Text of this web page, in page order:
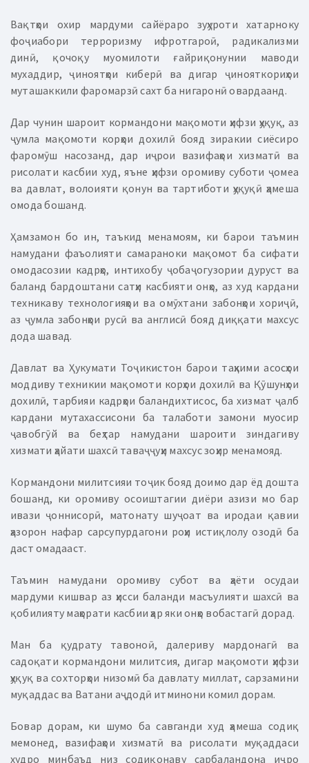
Вақтҳои охир мардуми сайёраро зуҳуроти хатарноку
фоҷиабори терроризму ифротгароӣ, радикализми
динӣ, қочоқу муомилоти ғайриқонунии маводи
мухаддир, ҷиноятҳои киберӣ ва дигар ҷинояткориҳои
муташаккили фаромарзӣ сахт ба нигаронӣ овардаанд.
Дар чунин шароит кормандони мақомоти ҳифзи ҳуқуқ, аз
ҷумла мақомоти корҳои дохилӣ бояд зиракии сиёсиро
фаромӯш насозанд, дар иҷрои вазифаҳои хизматӣ ва
рисолати касбии худ, яъне ҳифзи оромиву суботи ҷомеа
ва давлат, волоияти қонун ва тартиботи ҳуқуқӣ ҳамеша
омода бошанд.
Ҳамзамон бо ин, таъкид менамоям, ки барои таъмин
намудани фаъолияти самараноки мақомот ба сифати
омодасозии кадрҳо, интихобу ҷобаҷогузории дуруст ва
баланд бардоштани сатҳи касбияти онҳо, аз худ кардани
техникаву технологияҳои ва омӯхтани забонҳои хориҷӣ,
аз ҷумла забонҳои русӣ ва англисӣ бояд диққати махсус
дода шавад.
Давлат ва Ҳукумати Тоҷикистон барои таҳкими асосҳои
моддиву техникии мақомоти корҳои дохилӣ ва Қӯшунҳои
дохилӣ, тарбияи кадрҳои баландихтисос, ба хизмат ҷалб
кардани мутахассисони ба талаботи замони муосир
ҷавобгӯй ва беҳтар намудани шароити зиндагиву
хизмати ҳайати шахсӣ таваҷҷуҳи махсус зоҳир менамояд.
Кормандони милитсияи тоҷик бояд доимо дар ёд дошта
бошанд, ки оромиву осоиштагии диёри азизи мо бар
ивази ҷоннисорӣ, матонату шуҷоат ва иродаи қавии
ҳазорон нафар сарсупурдагони роҳи истиқлолу озодӣ ба
даст омадааст.
Таъмин намудани оромиву субот ва ҳаёти осудаи
мардуми кишвар аз ҳисси баланди масъулияти шахсӣ ва
қобилияту маҳорати касбии ҳар яки онҳо вобастагӣ дорад.
Ман ба қудрату тавоноӣ, далериву мардонагӣ ва
садоқати кормандони милитсия, дигар мақомоти ҳифзи
ҳуқуқ ва сохторҳои низомӣ ба давлату миллат, сарзамини
муқаддас ва Ватани аҷдодӣ итминони комил дорам.
Бовар дорам, ки шумо ба савганди худ ҳамеша содиқ
мемонед, вазифаҳои хизматӣ ва рисолати муқаддаси
худро минбаъд низ содиқонаву сарбаландона иҷро